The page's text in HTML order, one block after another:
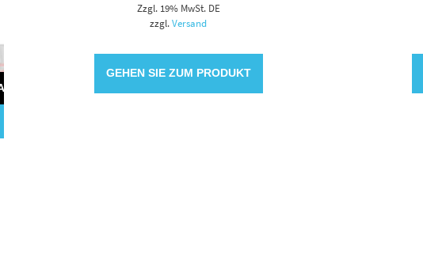
Zzgl. 19% MwSt. DE
zzgl.Versand
GEHEN SIE ZUM PRODUKT